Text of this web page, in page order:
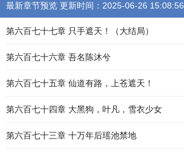
最新章节预览 更新时间：2025-06-26 15:08:56
第六百七十七章 只手遮天！（大结局）
第六百七十六章 吾名陈沐兮
第六百七十五章 仙道有路，上苍遮天！
第六百七十四章 大黑狗，叶凡，雪衣少女
第六百七十三章 十万年后瑶池禁地